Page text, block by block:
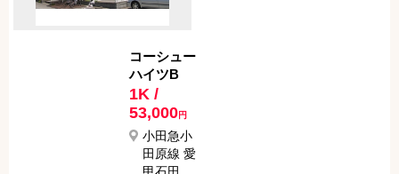
コーシュー
ハイツB
1K /
53,000円
小田急小
田原線 愛